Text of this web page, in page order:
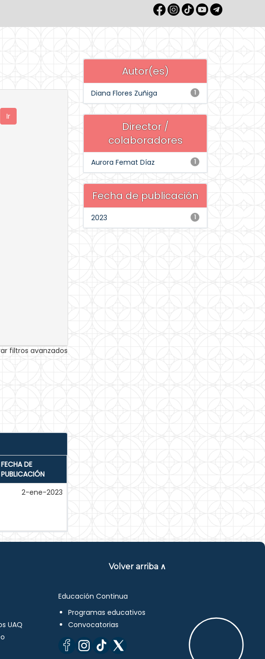
filtros avanzados
FECHA DE
PUBLICACIÓN
2-ene-2023
Autor(es)
1
Diana Flores Zuñiga
Director /
colaboradores
1
Aurora Femat Díaz
Fecha de publicación
1
2023
Volver arriba ∧
UAQ
Educación Continua
Programas educativos
Convocatorias